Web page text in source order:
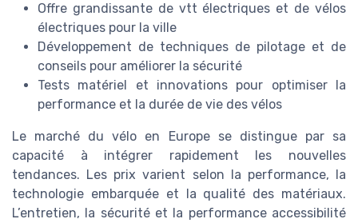
Offre grandissante de vtt électriques et de vélos
électriques pour la ville
Développement de techniques de pilotage et de
conseils pour améliorer la sécurité
Tests matériel et innovations pour optimiser la
performance et la durée de vie des vélos
Le marché du vélo en Europe se distingue par sa
capacité à intégrer rapidement les nouvelles
tendances. Les prix varient selon la performance, la
technologie embarquée et la qualité des matériaux.
L’entretien, la sécurité et la performance accessibilité